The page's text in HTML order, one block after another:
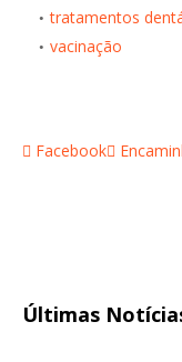
tratamentos
vacinação
Facebook
Últimas